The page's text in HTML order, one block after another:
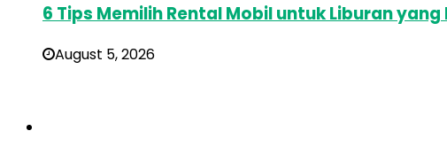
6 Tips Memilih Rental Mobil untuk Liburan
August 5, 2026